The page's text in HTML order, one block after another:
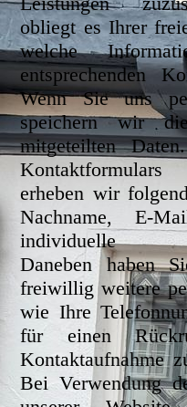
obliegt es Ihrer
welche
entsprechenden
Wenn Sie uns
speichern wir
mitgeteilten
erheben wir
Nachname, E-
individuelle
Daneben haben
freiwillig weitere
wie Ihre
für einen
Kontaktaufnahme
Bei Verwendung